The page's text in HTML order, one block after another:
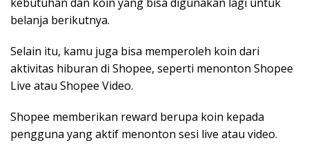
belanja berikutnya.
Selain itu, kamu juga bisa memperoleh koin dari
aktivitas hiburan di Shopee, seperti menonton Shopee
Live atau Shopee Video.
Shopee memberikan reward berupa koin kepada
pengguna yang aktif menonton sesi live atau video.